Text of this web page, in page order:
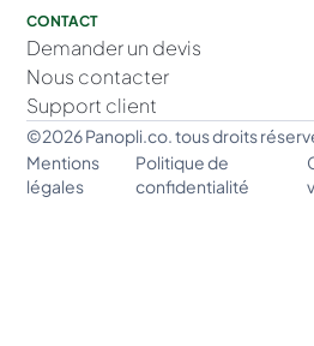
CONTACT
Demander un devis
Nous contacter
Support client
©2026 Panopli.co. tous droits
Mentions
légales
Politique de
confidentialité